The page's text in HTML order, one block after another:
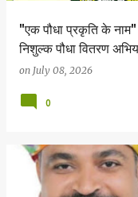
"एक पौधा प्रकृति के
निशुल्क पौधा वितरण
on July 08, 2026
0